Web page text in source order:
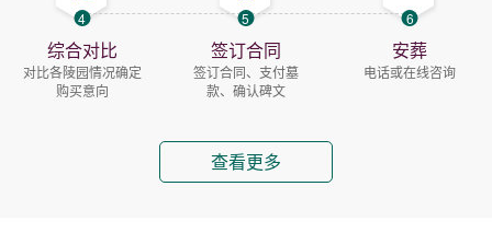
4
综合对比
对比各陵园情况确定
购买意向
5
签订合同
签订合同、支付墓
款、确认碑文
6
安葬
电话或在线咨询
查看更多